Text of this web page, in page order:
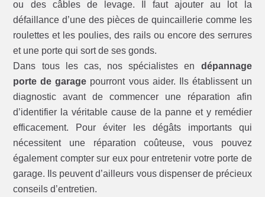
ou des câbles de levage. Il faut ajouter au lot la
défaillance d’une des pièces de quincaillerie comme les
roulettes et les poulies, des rails ou encore des serrures
et une porte qui sort de ses gonds.
Dans tous les cas, nos spécialistes en dépannage
porte de garage pourront vous aider. Ils établissent un
diagnostic avant de commencer une réparation afin
d’identifier la véritable cause de la panne et y remédier
efficacement. Pour éviter les dégâts importants qui
nécessitent une réparation coûteuse, vous pouvez
également compter sur eux pour entretenir votre porte de
garage. Ils peuvent d’ailleurs vous dispenser de précieux
conseils d’entretien.